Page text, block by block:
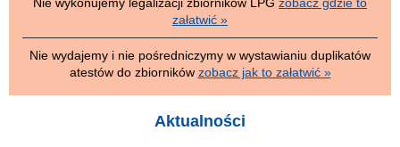
załatwić »
Nie wydajemy i nie pośredniczymy w wystawianiu duplikatów
atestów do zbiorników zobacz jak to załatwić »
Aktualności